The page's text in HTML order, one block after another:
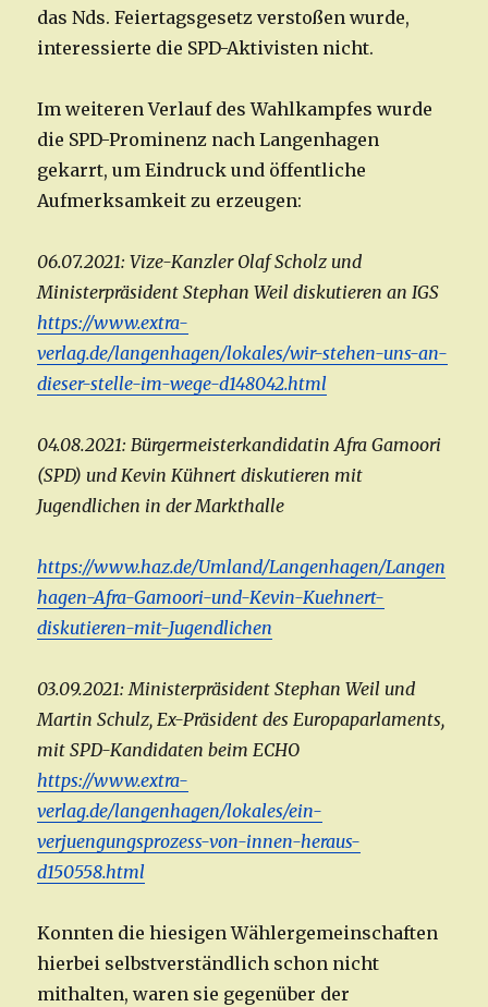
das Nds. Feiertagsgesetz verstoßen wurde,
interessierte die SPD-Aktivisten nicht.
Im weiteren Verlauf des Wahlkampfes wurde
die SPD-Prominenz nach Langenhagen
gekarrt, um Eindruck und öffentliche
Aufmerksamkeit zu erzeugen:
06.07.2021: Vize-Kanzler Olaf Scholz und
Ministerpräsident Stephan Weil diskutieren an IGS
https://www.extra-
verlag.de/langenhagen/lokales/wir-stehen-uns-an-
dieser-stelle-im-wege-d148042.html
04.08.2021: Bürgermeisterkandidatin Afra Gamoori
(SPD) und Kevin Kühnert diskutieren mit
Jugendlichen in der Markthalle
https://www.haz.de/Umland/Langenhagen/Langen
hagen-Afra-Gamoori-und-Kevin-Kuehnert-
diskutieren-mit-Jugendlichen
03.09.2021: Ministerpräsident Stephan Weil und
Martin Schulz, Ex-Präsident des Europaparlaments,
mit SPD-Kandidaten beim ECHO
https://www.extra-
verlag.de/langenhagen/lokales/ein-
verjuengungsprozess-von-innen-heraus-
d150558.html
Konnten die hiesigen Wählergemeinschaften
hierbei selbstverständlich schon nicht
mithalten, waren sie gegenüber der